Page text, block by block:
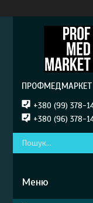
ПРОФМЕДМАРКЕТ
+380 (99) 378-
+380 (96) 378-